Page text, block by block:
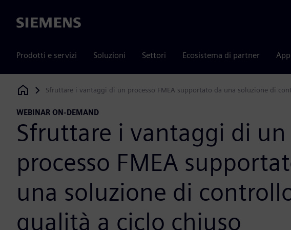
Siemens
Prodotti e servizi Soluzioni Settori Ecosistema di partner
Siemens Digital Industries Software
Sfruttare i vantaggi di un processo FMEA supportato da una soluzione di
WEBINAR ON-DEMAND
Sfruttare i vantaggi di un
processo FMEA
una soluzione di
qualità a ciclo chiuso